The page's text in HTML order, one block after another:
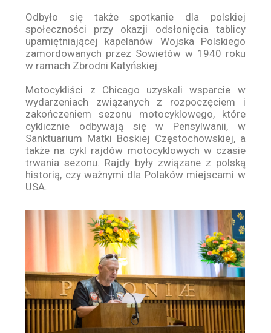
Odbyło się także spotkanie dla polskiej
społeczności przy okazji odsłonięcia tablicy
upamiętniającej kapelanów Wojska Polskiego
zamordowanych przez Sowietów w 1940 roku
w ramach Zbrodni Katyńskiej.
Motocykliści z Chicago uzyskali wsparcie w
wydarzeniach związanych z rozpoczęciem i
zakończeniem sezonu motocyklowego, które
cyklicznie odbywają się w Pensylwanii, w
Sanktuarium Matki Boskiej Częstochowskiej, a
także na cykl rajdów motocyklowych w czasie
trwania sezonu. Rajdy były związane z polską
historią, czy ważnymi dla Polaków miejscami w
USA.